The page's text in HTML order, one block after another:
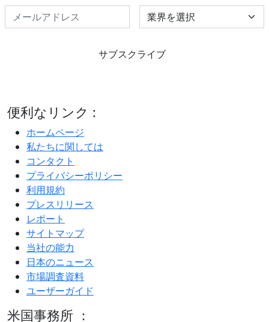
Select Industry
サブスクライブ
便利なリンク :
ホームページ
私たちに関しては
コンタクト
プライバシーポリシー
利用規約
プレスリリース
レポート
サイトマップ
当社の能力
日本のニュース
市場調査資料
ユーザーガイド
米国事務所 ：